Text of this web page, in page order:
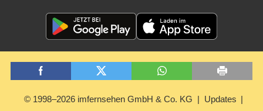
© 1998–2026 imfernsehen GmbH & Co. KG Updates